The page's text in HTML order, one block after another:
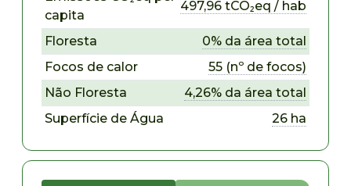
capita
497,96 tCO₂eq / hab
Floresta
0% da área total
Focos de calor
55 (nº de focos)
Não Floresta
4,26% da área total
Superfície de Água
26 ha